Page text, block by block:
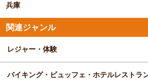
兵庫
関連ジャンル
レジャー・体験
バイキング・ビュッフェ・ホテルレストラ